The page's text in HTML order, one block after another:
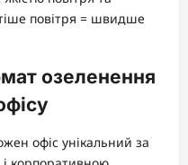
повітря = швидше
озеленення
офіс унікальний за